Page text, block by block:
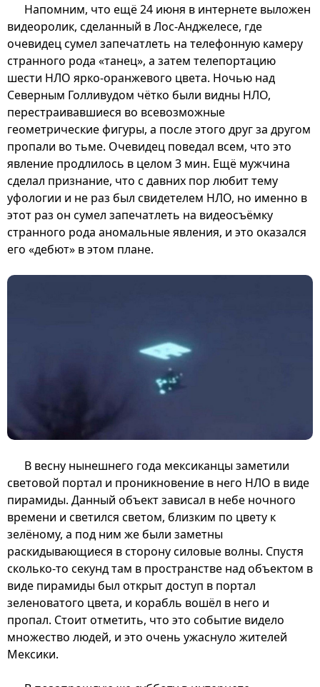
Напомним, что ещё 24 июня в интернете выложен
видеоролик, сделанный в Лос-Анджелесе, где
очевидец сумел запечатлеть на телефонную камеру
странного рода «танец», а затем телепортацию
шести НЛО ярко-оранжевого цвета. Ночью над
Северным Голливудом чётко были видны НЛО,
перестраивавшиеся во всевозможные
геометрические фигуры, а после этого друг за другом
пропали во тьме. Очевидец поведал всем, что это
явление продлилось в целом 3 мин. Ещё мужчина
сделал признание, что с давних пор любит тему
уфологии и не раз был свидетелем НЛО, но именно в
этот раз он сумел запечатлеть на видеосъёмку
странного рода аномальные явления, и это оказался
его «дебют» в этом плане.
В весну нынешнего года мексиканцы заметили
световой портал и проникновение в него НЛО в виде
пирамиды. Данный объект зависал в небе ночного
времени и светился светом, близким по цвету к
зелёному, а под ним же были заметны
раскидывающиеся в сторону силовые волны. Спустя
сколько-то секунд там в пространстве над объектом в
виде пирамиды был открыт доступ в портал
зеленоватого цвета, и корабль вошёл в него и
пропал. Стоит отметить, что это событие видело
множество людей, и это очень ужаснуло жителей
Мексики.